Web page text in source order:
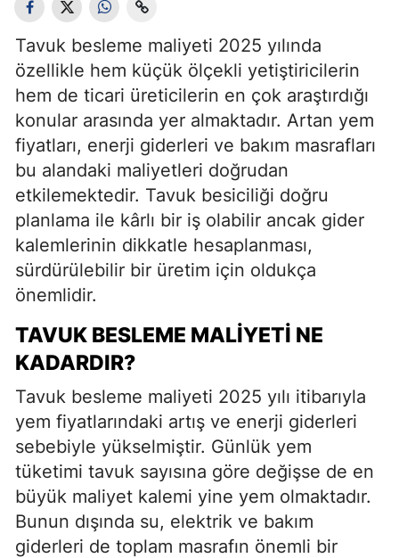
Tavuk besleme maliyeti 2025 yılında
özellikle hem küçük ölçekli yetiştiricilerin
hem de ticari üreticilerin en çok araştırdığı
konular arasında yer almaktadır. Artan yem
fiyatları, enerji giderleri ve bakım masrafları
bu alandaki maliyetleri doğrudan
etkilemektedir. Tavuk besiciliği doğru
planlama ile kârlı bir iş olabilir ancak gider
kalemlerinin dikkatle hesaplanması,
sürdürülebilir bir üretim için oldukça
önemlidir.
TAVUK BESLEME MALIYETI NE
KADARDIR?
Tavuk besleme maliyeti 2025 yılı itibarıyla
yem fiyatlarındaki artış ve enerji giderleri
sebebiyle yükselmiştir. Günlük yem
tüketimi tavuk sayısına göre değişse de en
büyük maliyet kalemi yine yem olmaktadır.
Bunun dışında su, elektrik ve bakım
giderleri de toplam masrafın önemli bir